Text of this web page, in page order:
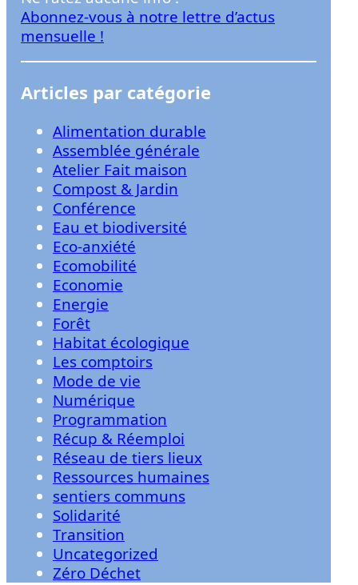
r
Abonnez-vous à notre lettre d’actus
mensuelle !
Articles par catégorie
Alimentation durable
Assemblée générale
Atelier Fait maison
Compost & Jardin
Conférence
Eau et biodiversité
Eco-anxiété
Ecomobilité
Economie
Energie
Forêt
Habitat écologique
Les comptoirs
Mode de vie
Numérique
Programmation
Récup & Réemploi
Réseau de tiers lieux
Ressources humaines
sentiers communs
Solidarité
Transition
Uncategorized
Zéro Déchet